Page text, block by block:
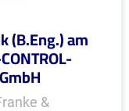
(B.Eng.) am
&